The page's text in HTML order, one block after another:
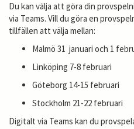
Du kan välja att göra din
via Teams. Vill du göra en
tillfällen att välja mellan:
Malmö 31 januari och 1
Linköping 7-8 februari
Göteborg 14-15 februari
Stockholm 21-22 februari
Digitalt via Teams kan du